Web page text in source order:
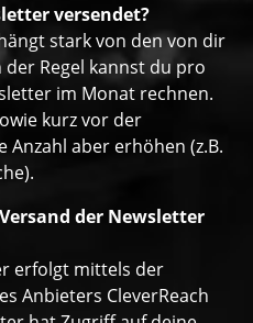
versendet?
stark von den von dir
Regel kannst du pro
im Monat rechnen.
kurz vor der
aber erhöhen (z.B.
der Newsletter
erfolgt mittels der
Anbieters CleverReach